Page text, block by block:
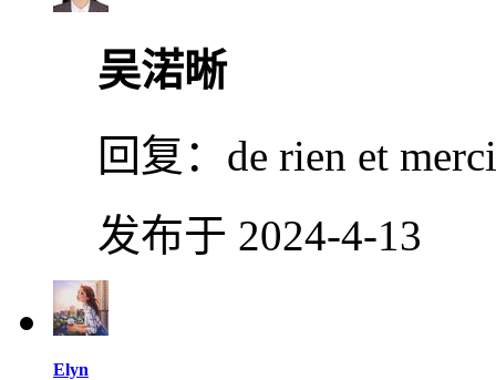
吴渃晰
回复： de rien et
发布于 2024-4-13
Elyn